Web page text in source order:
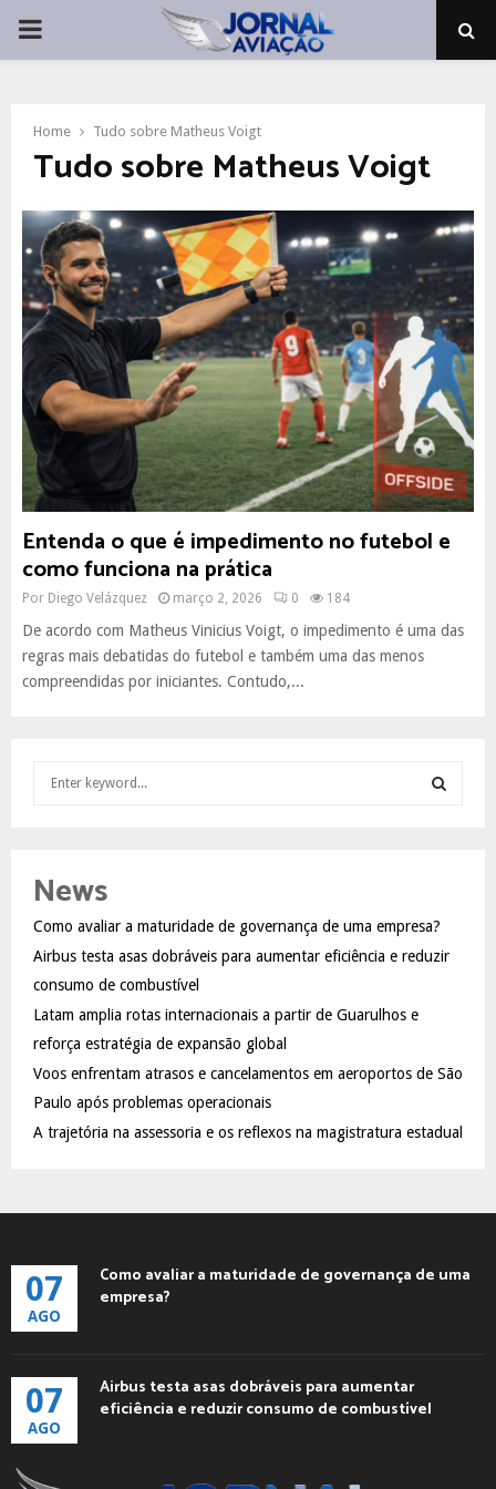
PRIMARY
Home Tudo sobre Matheus Voigt
Tudo sobre Matheus Voigt
Entenda o que é impedimento no futebol e
como funciona na prática
Por Diego Velázquez março 2, 2026 0 184
De acordo com Matheus Vinicius Voigt, o impedimento é uma das
regras mais debatidas do futebol e também uma das menos
compreendidas por iniciantes. Contudo,...
h
o
r
:
R
News
Como avaliar a maturidade de governança de uma empresa?
Airbus testa asas dobráveis para aumentar eficiência e reduzir
consumo de combustível
Latam amplia rotas internacionais a partir de Guarulhos e
reforça estratégia de expansão global
Voos enfrentam atrasos e cancelamentos em aeroportos de São
Paulo após problemas operacionais
A trajetória na assessoria e os reflexos na magistratura estadual
07
AGO
Como avaliar a maturidade de governança de uma
empresa?
07
AGO
Airbus testa asas dobráveis para aumentar
eficiência e reduzir consumo de combustível